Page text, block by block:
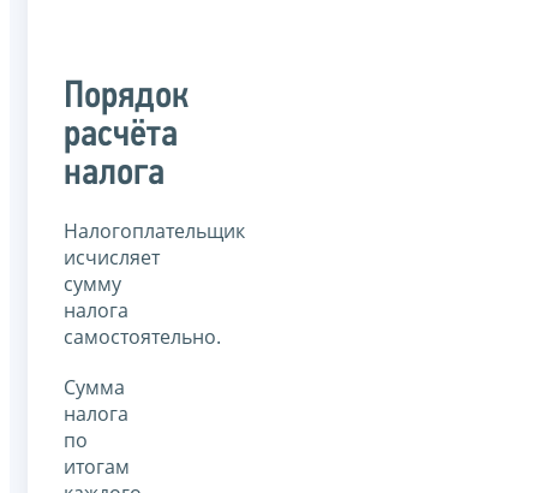
Порядок
расчёта
налога
Налогоплательщик
исчисляет
сумму
налога
самостоятельно.
Сумма
налога
по
итогам